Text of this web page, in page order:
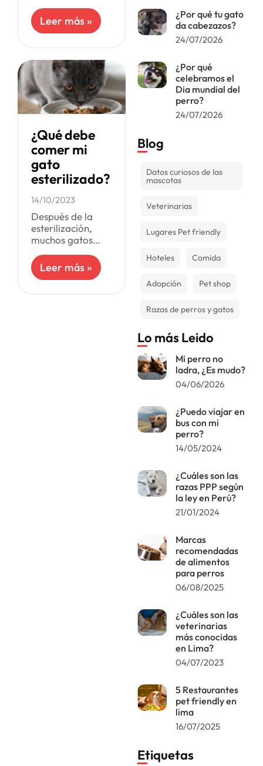
popularidad en el
mercado, por lo
visto tentado a
probar sus
productos. En
Mascotas
Leer más »
¿Qué debe
comer mi
gato
esterilizado?
14/10/2023
Después de la
esterilización,
muchos gatos
desaceleración en
su metabolismo,
llevar al aumento
Leer más »
¿Por qué tu gato
da cabezazos?
24/07/2026
¿Por qué
celebramos el
Dia mundial del
perro?
24/07/2026
Blog
Datos curiosos de las
mascotas
Veterinarias
Lugares Pet friendly
Hoteles Comida
Adopción Pet shop
Razas de perros y gatos
Lo más Leido
Mi perro no
ladra, ¿Es mudo?
04/06/2026
¿Puedo viajar en
bus con mi
perro?
14/05/2024
¿Cuáles son las
razas PPP según
la ley en Perú?
21/01/2024
Marcas
recomendadas
de alimentos
para perros
06/08/2025
¿Cuáles son las
veterinarias
más conocidas
en Lima?
04/07/2023
5 Restaurantes
pet friendly en
lima
16/07/2025
Etiquetas